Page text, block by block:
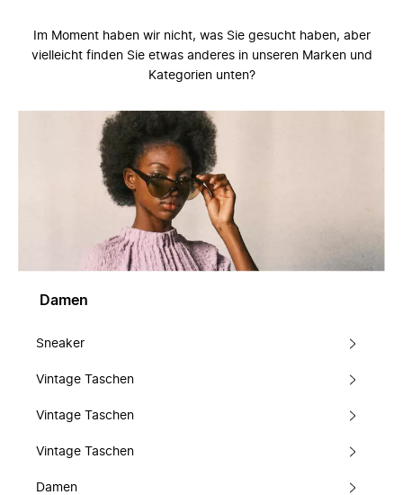
Im Moment haben wir nicht, was Sie gesucht haben, aber
vielleicht finden Sie etwas anderes in unseren Marken und
Kategorien unten?
Damen
Sneaker
Vintage Taschen
Vintage Taschen
Vintage Taschen
Damen